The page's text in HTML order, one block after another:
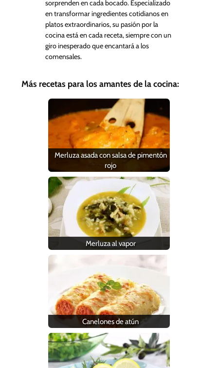
sorprenden en cada bocado. Especializado
en transformar ingredientes cotidianos en
platos extraordinarios, su pasión por la
cocina está en cada receta, siempre con un
giro inesperado que encantará a los
comensales.
Más recetas para los amantes de la cocina:
Merluza asada con salsa de pimentón
rojo
Merluza al vapor
Canelones de atún